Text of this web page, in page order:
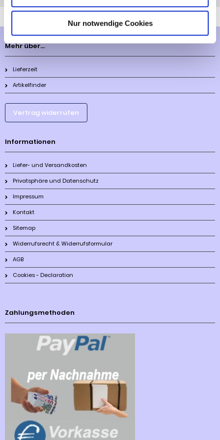
Nur notwendige Cookies
Mehr über...
Lieferzeit
Artikelfinder
Vertrag widerrufen
Informationen
Liefer- und Versandkosten
Privatsphäre und Datenschutz
Impressum
Kontakt
Sitemap
Widerrufsrecht & Widerrufsformular
AGB
Cookies - Declaration
Zahlungsmethoden